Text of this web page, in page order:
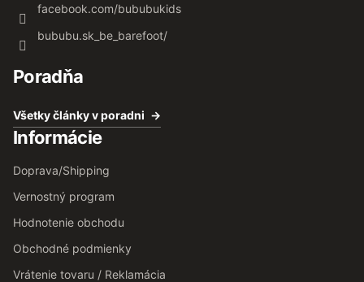
facebook.com/bububukids
bububu.sk_be_barefoot/
Poradňa
Všetky články v poradni
Informácie
Doprava/Shipping
Vernostný program
Hodnotenie obchodu
Obchodné podmienky
Vrátenie tovaru / Reklamácia